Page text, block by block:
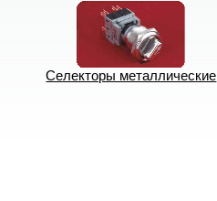
Селекторы металлические